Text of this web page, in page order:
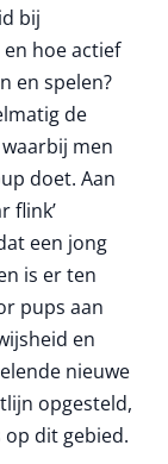
bij
hoe actief
en spelen?
de
men
doet. Aan
flink’
een jong
is er ten
pups aan
en
nieuwe
opgesteld,
dit gebied.